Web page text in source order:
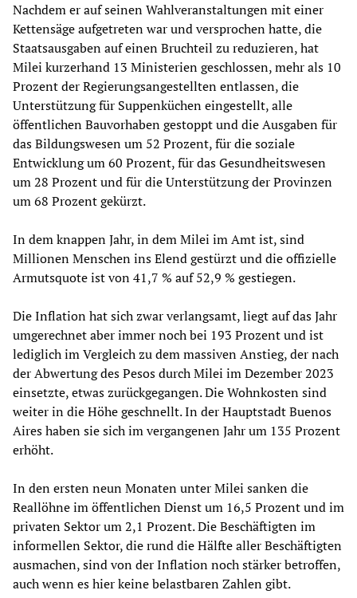
Nachdem er auf seinen Wahlveranstaltungen mit einer
Kettensäge aufgetreten war und versprochen hatte, die
Staatsausgaben auf einen Bruchteil zu reduzieren, hat
Milei kurzerhand 13 Ministerien geschlossen, mehr als 10
Prozent der Regierungsangestellten entlassen, die
Unterstützung für Suppenküchen eingestellt, alle
öffentlichen Bauvorhaben gestoppt und die Ausgaben für
das Bildungswesen um 52 Prozent, für die soziale
Entwicklung um 60 Prozent, für das Gesundheitswesen
um 28 Prozent und für die Unterstützung der Provinzen
um 68 Prozent gekürzt.
In dem knappen Jahr, in dem Milei im Amt ist, sind
Millionen Menschen ins Elend gestürzt und die offizielle
Armutsquote ist von 41,7 % auf 52,9 % gestiegen.
Die Inflation hat sich zwar verlangsamt, liegt auf das Jahr
umgerechnet aber immer noch bei 193 Prozent und ist
lediglich im Vergleich zu dem massiven Anstieg, der nach
der Abwertung des Pesos durch Milei im Dezember 2023
einsetzte, etwas zurückgegangen. Die Wohnkosten sind
weiter in die Höhe geschnellt. In der Hauptstadt Buenos
Aires haben sie sich im vergangenen Jahr um 135 Prozent
erhöht.
In den ersten neun Monaten unter Milei sanken die
Reallöhne im öffentlichen Dienst um 16,5 Prozent und im
privaten Sektor um 2,1 Prozent. Die Beschäftigten im
informellen Sektor, die rund die Hälfte aller Beschäftigten
ausmachen, sind von der Inflation noch stärker betroffen,
auch wenn es hier keine belastbaren Zahlen gibt.